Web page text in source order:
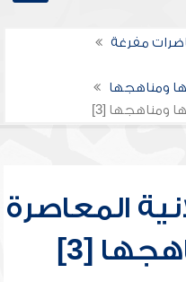
مفرغة
ومناهجها
ومناهجها [3]
المعاصرة
[3]